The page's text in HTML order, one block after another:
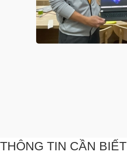
THÔNG TIN CẦN BIẾT